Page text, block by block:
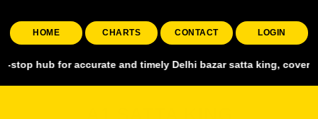
HOME CHARTS CONTACT LOGIN
for accurate and timely Delhi bazar satta king, covering all